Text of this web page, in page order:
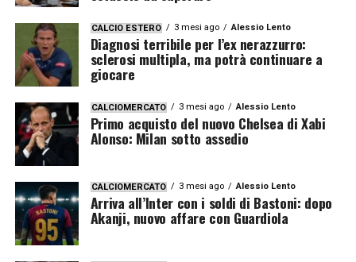
CALCIO ESTERO 3 mesi ago Alessio Lento
Diagnosi terribile per l’ex nerazzurro:
sclerosi multipla, ma potrà continuare a
giocare
CALCIOMERCATO 3 mesi ago Alessio Lento
Primo acquisto del nuovo Chelsea di Xabi
Alonso: Milan sotto assedio
CALCIOMERCATO 3 mesi ago Alessio Lento
Arriva all’Inter con i soldi di Bastoni: dopo
Akanji, nuovo affare con Guardiola